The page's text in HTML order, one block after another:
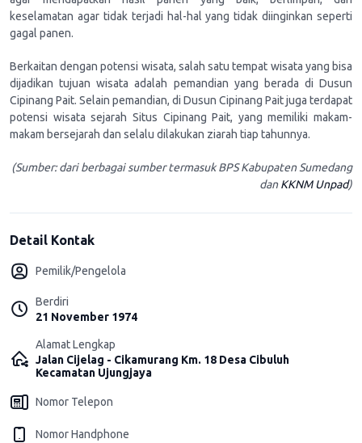
keselamatan agar tidak terjadi hal-hal yang tidak diinginkan seperti
gagal panen.
Berkaitan dengan potensi wisata, salah satu tempat wisata yang bisa
dijadikan tujuan wisata adalah pemandian yang berada di Dusun
Cipinang Pait. Selain pemandian, di Dusun Cipinang Pait juga terdapat
potensi wisata sejarah Situs Cipinang Pait, yang memiliki makam-
makam bersejarah dan selalu dilakukan ziarah tiap tahunnya.
(Sumber: dari berbagai sumber termasuk BPS Kabupaten Sumedang
danKKNM Unpad)
Detail Kontak
Pemilik/Pengelola
Berdiri
21 November 1974
Alamat Lengkap
Jalan Cijelag - Cikamurang Km. 18 Desa Cibuluh
Kecamatan Ujungjaya
Nomor Telepon
Nomor Handphone